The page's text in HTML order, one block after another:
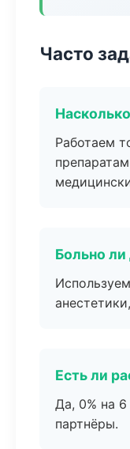
Часто
Работаем
Больно ли
Есть ли
Да, 0% на
партнёры.